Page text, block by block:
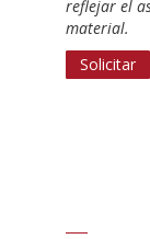
reflejar el
material.
Solicitar